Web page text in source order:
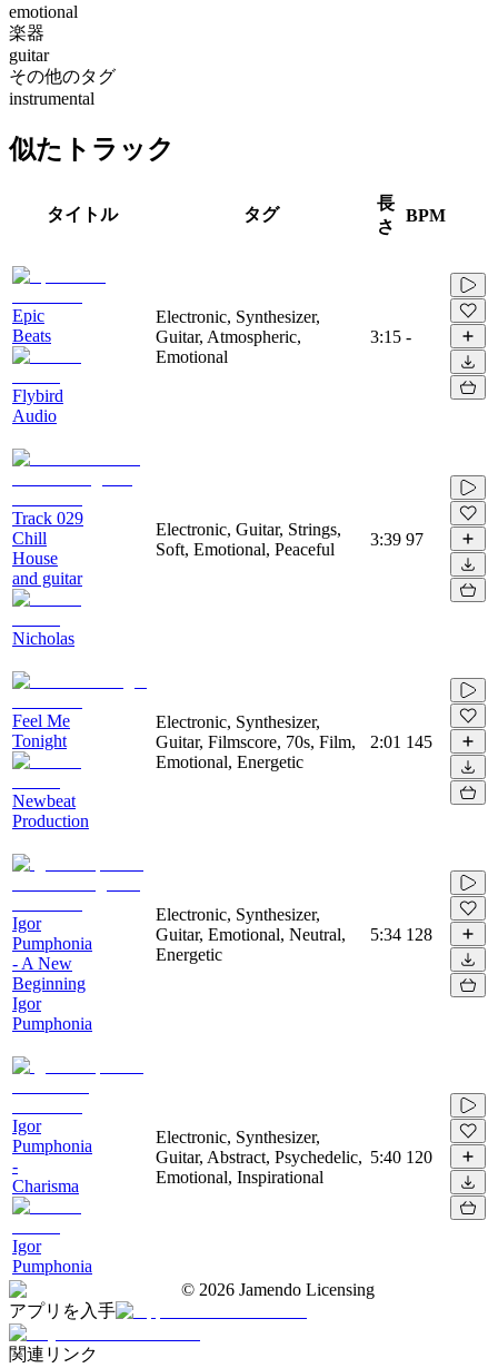
emotional
楽器
guitar
その他のタグ
instrumental
似たトラック
タイトル タグ
長
さ
BPM
Epic
Beats
Flybird
Audio
Electronic, Synthesizer,
Guitar, Atmospheric,
Emotional
3:15 -
Track 029
Chill
House
and guitar
Nicholas
Electronic, Guitar, Strings,
Soft, Emotional, Peaceful
3:39 97
Feel Me
Tonight
Newbeat
Production
Electronic, Synthesizer,
Guitar, Filmscore, 70s, Film,
Emotional, Energetic
2:01 145
Igor
Pumphonia
- A New
Beginning
Igor
Pumphonia
Electronic, Synthesizer,
Guitar, Emotional, Neutral,
Energetic
5:34 128
Igor
Pumphonia
-
Charisma
Igor
Pumphonia
Electronic, Synthesizer,
Guitar, Abstract, Psychedelic,
Emotional, Inspirational
5:40 120
© 2026 Jamendo Licensing
アプリを入手
関連リンク